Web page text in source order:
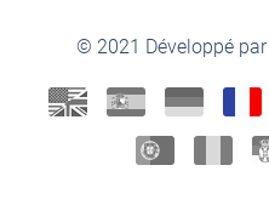
© 2021 Développé par